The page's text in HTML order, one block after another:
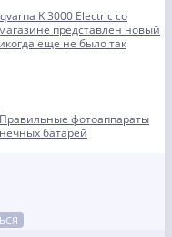
K 3000 Electric со
представлен новый
еще не было так
Правильные фотоаппараты
батарей